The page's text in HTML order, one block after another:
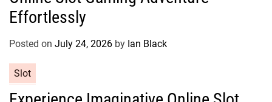
g
o
r
s
Effortlessly
Posted on July 24, 2026 by Ian Black
a
Slot